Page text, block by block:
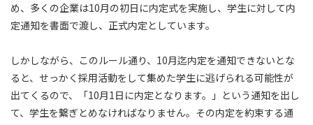
め、多くの企業は10月の初日に内定式を実施し、学生に対して内
定通知を書面で渡し、正式内定としています。
しかしながら、このルール通り、10月迄内定を通知できないとな
ると、せっかく採用活動をして集めた学生に逃げられる可能性が
出てくるので、
「10月1日に内定となります。」 という通知を出し
て、学生を繋ぎとめなければなりません。その内定を約束する通